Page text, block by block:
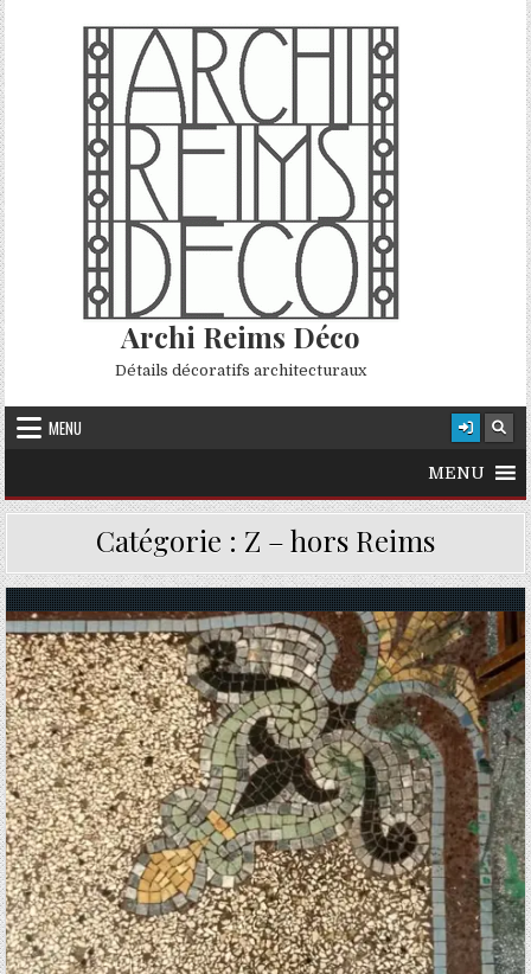
Skip to content
Archi Reims Déco
Détails décoratifs architecturaux
MENU
MENU
Catégorie : Z – hors Reims
Posted in